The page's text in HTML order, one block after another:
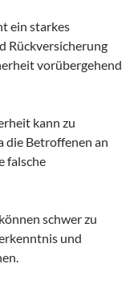
ein starkes
Rückversicherung
vorübergehend
kann zu
die Betroffenen an
falsche
schwer zu
und